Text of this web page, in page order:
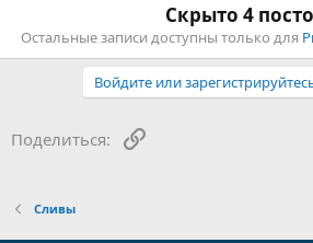
Скрыто 4
Остальные записи доступны только для
Войдите или
Поделиться: Ссылка
Сливы